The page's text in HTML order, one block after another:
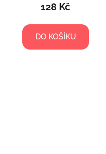
128 Kč
DO KOŠÍKU